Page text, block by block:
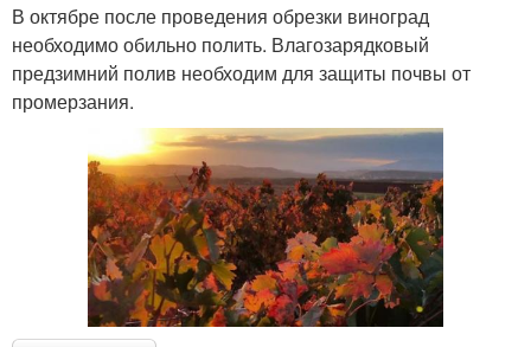
В октябре после проведения обрезки виноград
необходимо обильно полить. Влагозарядковый
предзимний полив необходим для защиты почвы от
промерзания.